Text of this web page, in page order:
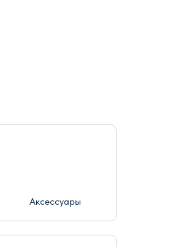
Аксессуары